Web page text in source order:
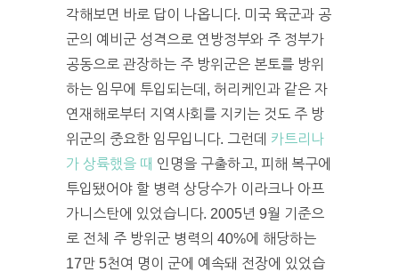
각해보면 바로 답이 나옵니다. 미국 육군과 공
군의 예비군 성격으로 연방정부와 주 정부가
공동으로 관장하는 주 방위군은 본토를 방위
하는 임무에 투입되는데, 허리케인과 같은 자
연재해로부터 지역사회를 지키는 것도 주 방
위군의 중요한 임무입니다. 그런데 카트리나
가 상륙했을 때 인명을 구출하고, 피해 복구에
투입됐어야 할 병력 상당수가 이라크나 아프
가니스탄에 있었습니다. 2005년 9월 기준으
로 전체 주 방위군 병력의 40%에 해당하는
17만 5천여 명이 군에 예속돼 전장에 있었습